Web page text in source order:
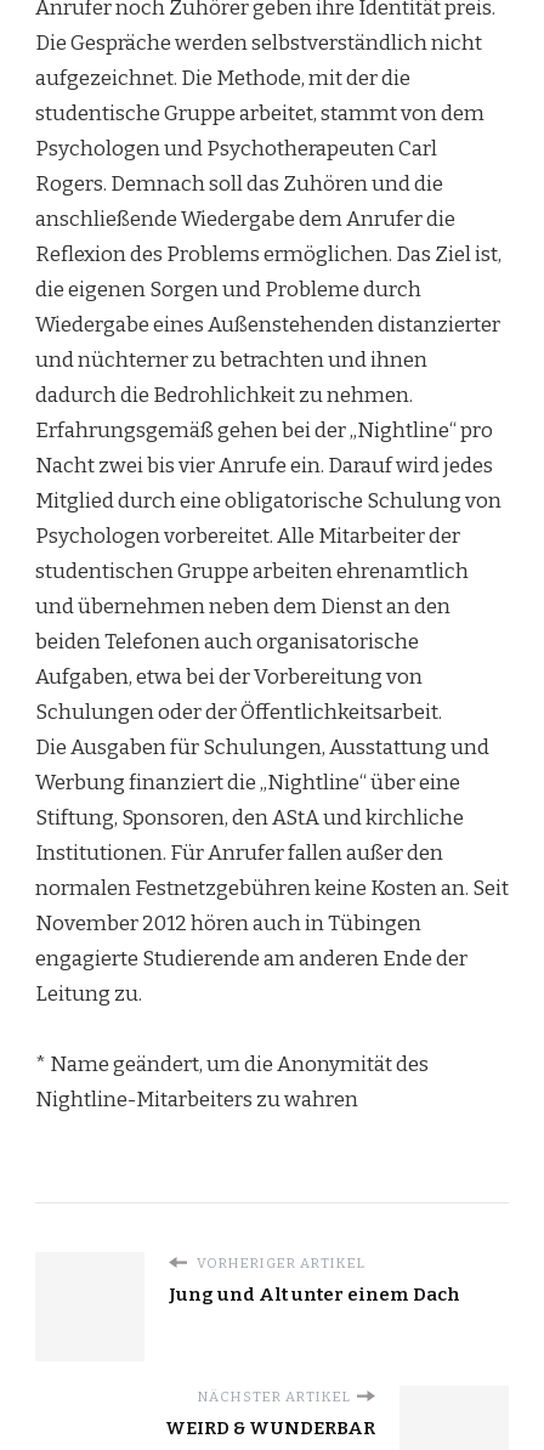
Anrufer noch Zuhörer geben ihre Identität preis.
Die Gespräche werden selbstverständlich nicht
aufgezeichnet. Die Methode, mit der die
studentische Gruppe arbeitet, stammt von dem
Psychologen und Psychotherapeuten Carl
Rogers. Demnach soll das Zuhören und die
anschließende Wiedergabe dem Anrufer die
Reflexion des Problems ermöglichen. Das Ziel ist,
die eigenen Sorgen und Probleme durch
Wiedergabe eines Außenstehenden distanzierter
und nüchterner zu betrachten und ihnen
dadurch die Bedrohlichkeit zu nehmen.
Erfahrungsgemäß gehen bei der „Nightline“ pro
Nacht zwei bis vier Anrufe ein. Darauf wird jedes
Mitglied durch eine obligatorische Schulung von
Psychologen vorbereitet. Alle Mitarbeiter der
studentischen Gruppe arbeiten ehrenamtlich
und übernehmen neben dem Dienst an den
beiden Telefonen auch organisatorische
Aufgaben, etwa bei der Vorbereitung von
Schulungen oder der Öffentlichkeitsarbeit.
Die Ausgaben für Schulungen, Ausstattung und
Werbung finanziert die „Nightline“ über eine
Stiftung, Sponsoren, den AStA und kirchliche
Institutionen. Für Anrufer fallen außer den
normalen Festnetzgebühren keine Kosten an. Seit
November 2012 hören auch in Tübingen
engagierte Studierende am anderen Ende der
Leitung zu.
* Name geändert, um die Anonymität des
Nightline-Mitarbeiters zu wahren
VORHERIGER ARTIKEL
Jung und Alt unter einem Dach
NÄCHSTER ARTIKEL
WEIRD & WUNDERBAR